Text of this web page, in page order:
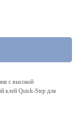
с высокой
клей Quick-Step для